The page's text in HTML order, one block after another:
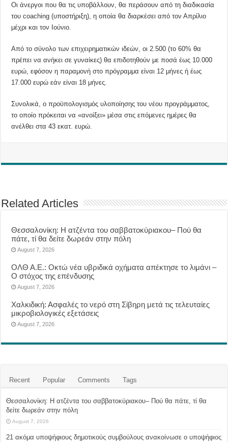
Οι άνεργοι που θα τις υποβάλλουν, θα περάσουν από τη διαδικασία
του coaching (υποστήριξη), η οποία θα διαρκέσει από τον Απρίλιο
μέχρι και τον Ιούνιο.
Από το σύνολο των επιχειρηματικών ιδεών, οι 2.500 (το 60% θα
πρέπει να ανήκει σε γυναίκες) θα επιδοτηθούν με ποσά έως 10.000
ευρώ, εφόσον η παραμονή στο πρόγραμμα είναι 12 μήνες ή έως
17.000 ευρώ εάν είναι 18 μήνες.
Συνολικά, ο προϋπολογισμός υλοποίησης του νέου προγράμματος,
το οποίο πρόκειται να «ανοίξει» μέσα στις επόμενες ημέρες θα
ανέλθει στα 43 εκατ. ευρώ.
Related Articles
Θεσσαλονίκη: Η ατζέντα του σαββατοκύριακου– Πού θα
πάτε, τί θα δείτε δωρεάν στην πόλη
August 7, 2026
ΟΛΘ Α.Ε.: Οκτώ νέα υβριδικά οχήματα απέκτησε το λιμάνι –
Ο στόχος της επένδυσης
August 7, 2026
Χαλκιδική: Ασφαλές το νερό στη Σίβηρη μετά τις τελευταίες
μικροβιολογικές εξετάσεις
August 7, 2026
Recent Popular Comments Tags
Θεσσαλονίκη: Η ατζέντα του σαββατοκύριακου– Πού θα πάτε, τί θα
δείτε δωρεάν στην πόλη
August 7, 2026
21 ακόμα υποψήφιους δημοτικούς συμβούλους ανακοίνωσε ο υποψήφιος